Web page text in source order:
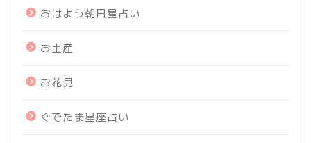
おはよう朝日星占い
お土産
お花見
ぐでたま星座占い